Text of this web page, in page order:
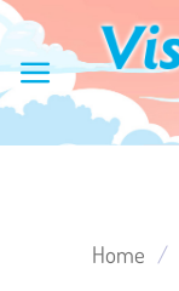
Ga
inhoud
Home /